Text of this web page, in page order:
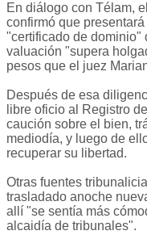
En diálogo con Télam,
confirmó que
"certificado de dominio"
valuación "supera
pesos que el juez
Después de esa
libre oficio al Registro
caución sobre el bien,
mediodía, y luego de
recuperar su libertad.
Otras fuentes
trasladado anoche
allí "se sentía más
alcaidía de tribunales".